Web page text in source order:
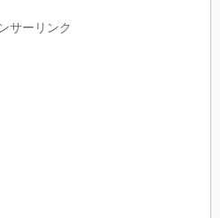
サーリンク